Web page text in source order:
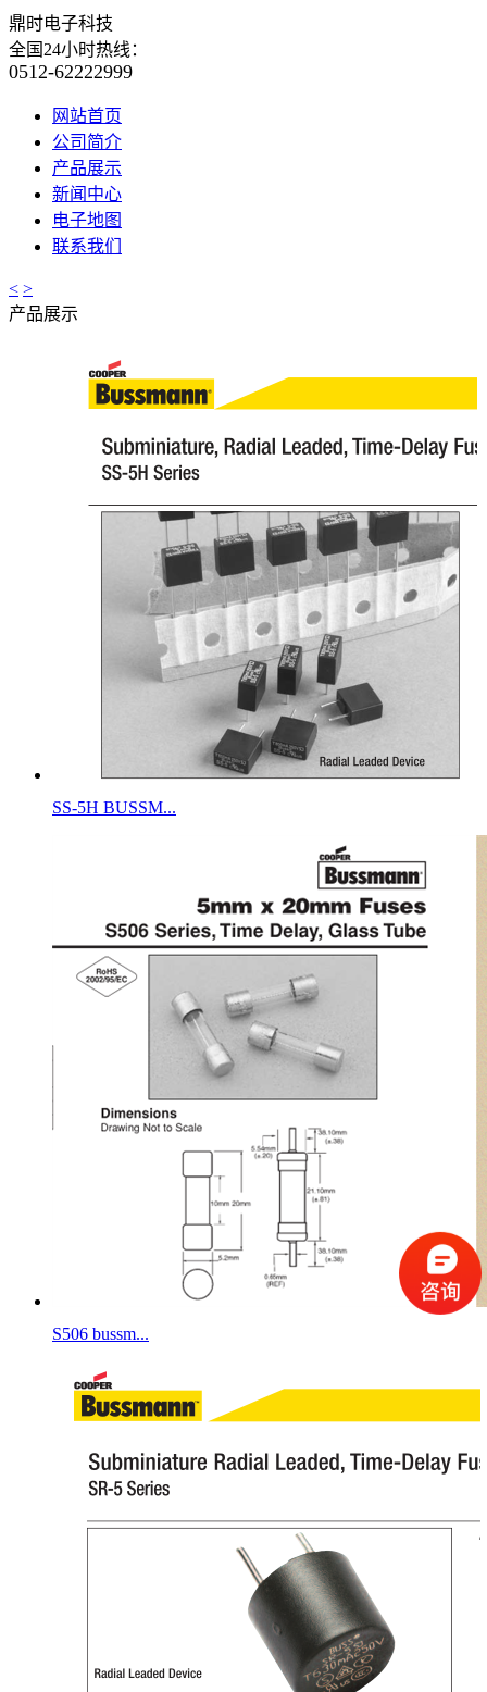
鼎时电子科技
全国24小时热线：
0512-62222999
网站首页
公司简介
产品展示
新闻中心
电子地图
联系我们
< >
产品展示
SS-5H BUSSM...
S506 bussm...